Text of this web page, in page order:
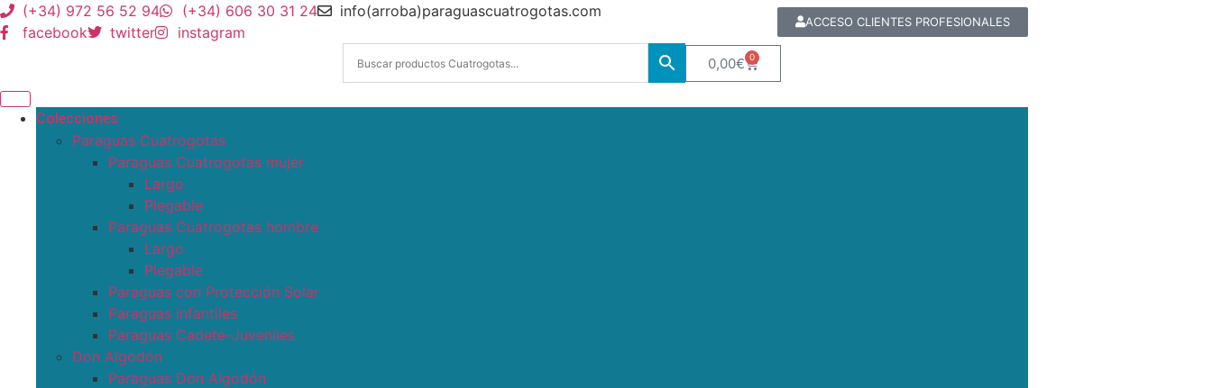
(+34) 972 56 52 94 (+34) 606 30 31 24
info(arroba)paraguascuatrogotas.com
facebook
twitter instagram
ACCESO CLIENTES PROFESIONALES
0,00€ 0
Colecciones
Paraguas Cuatrogotas
Paraguas Cuatrogotas mujer
Largo
Plegable
Paraguas Cuatrogotas hombre
Largo
Plegable
Paraguas con Protección Solar
Paraguas infantiles
Paraguas Cadete-Juveniles
Don Algodón
Paraguas Don Algodón